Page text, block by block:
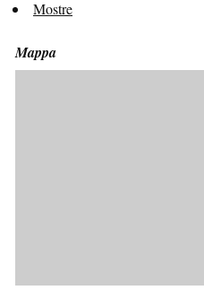
Mostre
Mappa